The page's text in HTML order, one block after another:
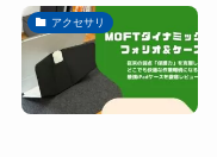
アクセサリ